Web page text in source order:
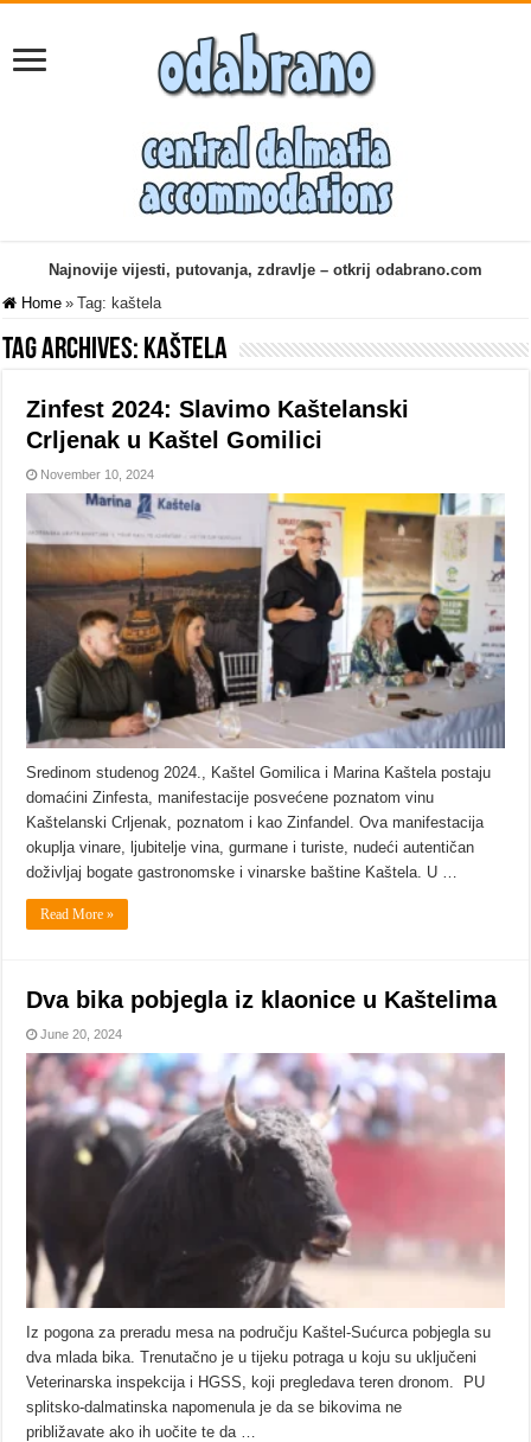
Najnovije vijesti, putovanja, zdravlje – otkrij odabrano.com
Home » Tag: kaštela
Tag Archives: kaštela
Zinfest 2024: Slavimo Kaštelanski
Crljenak u Kaštel Gomilici
November 10, 2024
Sredinom studenog 2024., Kaštel Gomilica i Marina Kaštela postaju
domaćini Zinfesta, manifestacije posvećene poznatom vinu
Kaštelanski Crljenak, poznatom i kao Zinfandel. Ova manifestacija
okuplja vinare, ljubitelje vina, gurmane i turiste, nudeći autentičan
doživljaj bogate gastronomske i vinarske baštine Kaštela. U …
Read More »
Dva bika pobjegla iz klaonice u Kaštelima
June 20, 2024
Iz pogona za preradu mesa na području Kaštel-Sućurca pobjegla su
dva mlada bika. Trenutačno je u tijeku potraga u koju su uključeni
Veterinarska inspekcija i HGSS, koji pregledava teren dronom. PU
splitsko-dalmatinska napomenula je da se bikovima ne
približavate ako ih uočite te da …